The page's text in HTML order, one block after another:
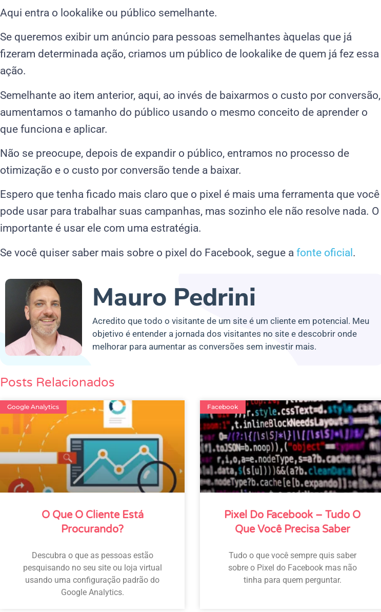
Aqui entra o lookalike ou público semelhante.
Se queremos exibir um anúncio para pessoas semelhantes àquelas que já
fizeram determinada ação, criamos um público de lookalike de quem já fez essa
ação.
Semelhante ao item anterior, aqui, ao invés de baixarmos o custo por conversão,
aumentamos o tamanho do público usando o mesmo conceito de aprender o
que funciona e aplicar.
Não se preocupe, depois de expandir o público, entramos no processo de
otimização e o custo por conversão tende a baixar.
Espero que tenha ficado mais claro que o pixel é mais uma ferramenta que você
pode usar para trabalhar suas campanhas, mas sozinho ele não resolve nada. O
importante é usar ele com uma estratégia.
Se você quiser saber mais sobre o pixel do Facebook, segue a fonte oficial .
Mauro Pedrini
Acredito que todo o visitante de um site é um cliente em potencial. Meu
objetivo é entender a jornada dos visitantes no site e descobrir onde
melhorar para aumentar as conversões sem investir mais.
Posts Relacionados
Google Analytics
O Que O Cliente Está
Procurando?
Descubra o que as pessoas estão
pesquisando no seu site ou loja virtual
usando uma configuração padrão do
Google Analytics.
Facebook
Pixel Do Facebook – Tudo O
Que Você Precisa Saber
Tudo o que você sempre quis saber
sobre o Pixel do Facebook mas não
tinha para quem perguntar.